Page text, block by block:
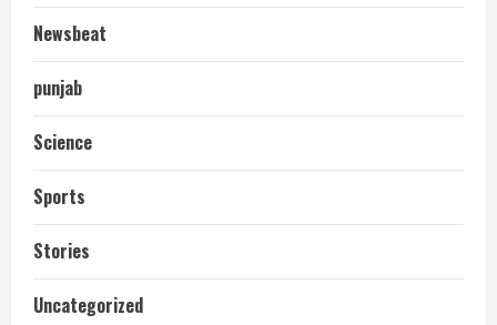
Newsbeat
punjab
Science
Sports
Stories
Uncategorized